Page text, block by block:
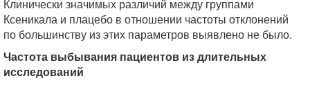
Клинически значимых различий между группами
Ксеникала и плацебо в отношении частоты отклонений
по большинству из этих параметров выявлено не было.
Частота выбывания пациентов из длительных
исследований